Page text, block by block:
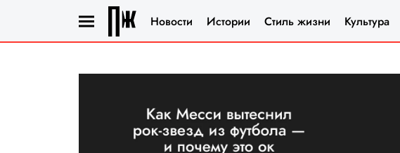
Новости Истории Стиль жизни Культура